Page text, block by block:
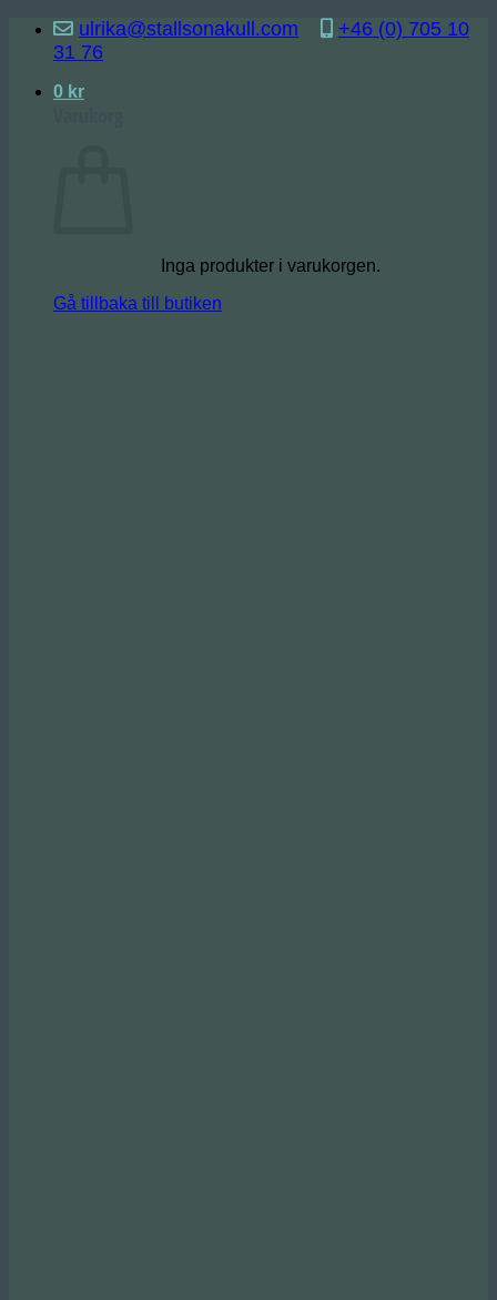
Skip
content
ulrika@stallsonakull.com
+46 (0) 705 10
31 76
0 kr
Inga produkter i varukorgen.
Gå tillbaka till butiken